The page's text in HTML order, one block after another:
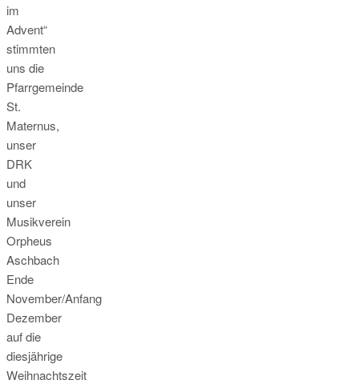
im
Advent“
stimmten
uns die
Pfarrgemeinde
St.
Maternus,
unser
DRK
und
unser
Musikverein
Orpheus
Aschbach
Ende
November/Anfang
Dezember
auf die
diesjährige
Weihnachtszeit